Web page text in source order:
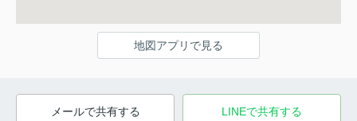
地図アプリで見る
メールで共有する LINEで共有する